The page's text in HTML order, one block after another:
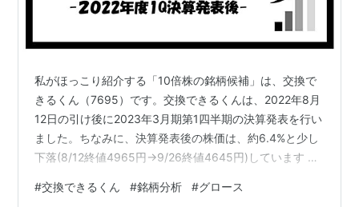
私がほっこり紹介する「10倍株の銘柄候補」は、交換で
きるくん（7695）です。交換できるくんは、2022年8月
12日の引け後に2023年3月期第1四半期の決算発表を行い
ました。ちなみに、決算発表後の株価は、約6.4%と少し
下落(8/12終値4965円→9/26終値4645円)しています 本
イント、銘柄分析について、解説していきます。なお、
#交換できるくん #銘柄分析 #グロース